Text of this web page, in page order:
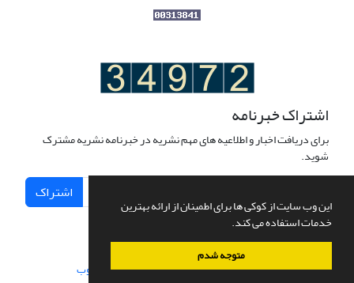
این وب سایت از کوکی ها برای اطمینان از ارائه بهترین
خدمات استفاده می کند.
متوجه شدم
اشتراک خبرنامه
برای دریافت اخبار و اطلاعیه های مهم نشریه در خبرنامه نشریه مشترک
شوید.
اشتراک
سامانه مدیریت نشریات علمی.طراحی و پیاده سازی از سیناوب